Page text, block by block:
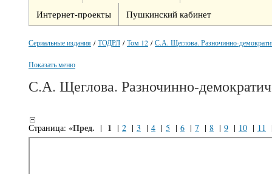
Интернет-проекты
Пушкинский кабинет
Сериальные издания /ТОДРЛ /Том 12 /С.А. Щеглова. Разночинно-
Показать меню
С.А. Щеглова. Разночинно-
Страница: «Пред. | 1 | 2 | 3 | 4 | 5 | 6 | 7 | 8 | 9 | 10 | 11